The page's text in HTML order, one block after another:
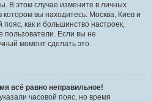
В этом случае измените в личных
котором вы находитесь: Москва, Киев и
пояс, как и большинство настроек,
пользователи. Если вы не
момент сделать это.
всё равно неправильное!
часовой пояс, но время